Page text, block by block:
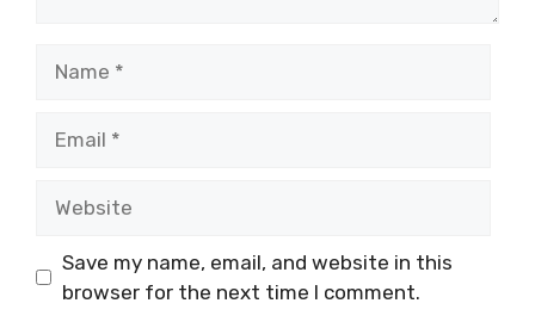
Save my name, email, and website in this
browser for the next time I comment.